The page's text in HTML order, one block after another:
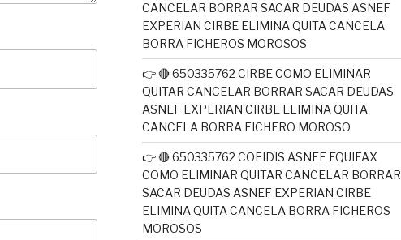
CANCELAR BORRAR SACAR DEUDAS ASNEF
EXPERIAN CIRBE ELIMINA QUITA CANCELA
BORRA FICHEROS MOROSOS
👉 🔴 650335762 CIRBE COMO ELIMINAR
QUITAR CANCELAR BORRAR SACAR DEUDAS
ASNEF EXPERIAN CIRBE ELIMINA QUITA
CANCELA BORRA FICHERO MOROSO
👉 🔴 650335762 COFIDIS ASNEF EQUIFAX
COMO ELIMINAR QUITAR CANCELAR BORRAR
SACAR DEUDAS ASNEF EXPERIAN CIRBE
ELIMINA QUITA CANCELA BORRA FICHEROS
MOROSOS